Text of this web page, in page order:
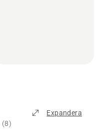
(8)
Expandera